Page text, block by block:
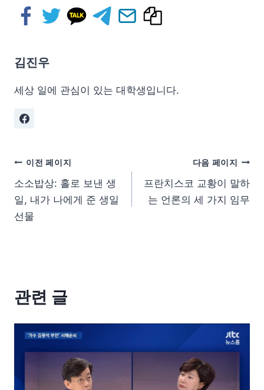
김진우
세상 일에 관심이 있는 대학생입니다.
이전 페이지
소소밥상: 홀로 보낸 생
일, 내가 나에게 준 생일
선물
다음 페이지
프란치스코 교황이 말하
는 언론의 세 가지 임무
관련 글